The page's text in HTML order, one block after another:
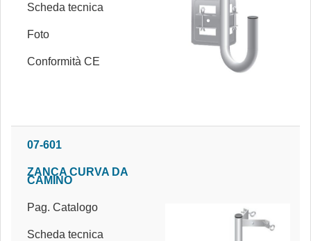
Scheda tecnica
Foto
Conformità CE
07-601
ZANCA CURVA DA
CAMINO
Pag. Catalogo
Scheda tecnica